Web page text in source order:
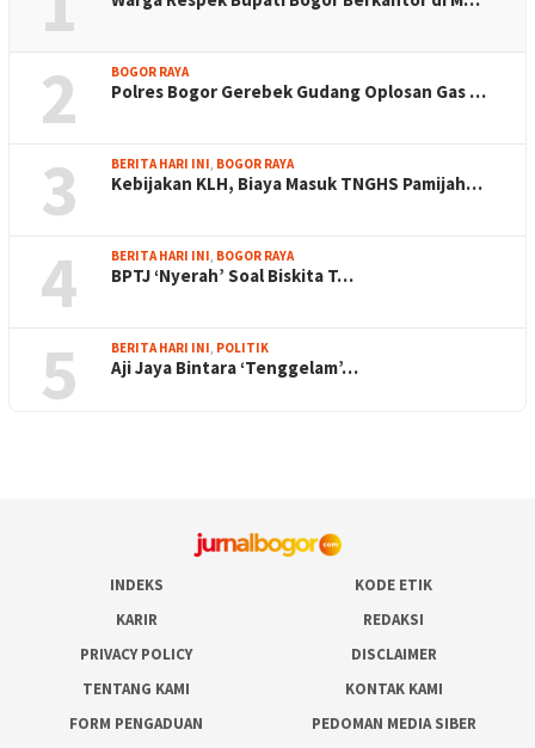
2 BOGOR RAYA
Polres Bogor Gerebek Gudang Oplosan Gas …
3 BERITA HARI INI, BOGOR RAYA
Kebijakan KLH, Biaya Masuk TNGHS Pamijah…
4 BERITA HARI INI, BOGOR RAYA
BPTJ ‘Nyerah’ Soal Biskita T…
5 BERITA HARI INI, POLITIK
Aji Jaya Bintara ‘Tenggelam’…
INDEKS
KODE ETIK
KARIR
REDAKSI
PRIVACY POLICY
DISCLAIMER
TENTANG KAMI
KONTAK KAMI
FORM PENGADUAN
PEDOMAN MEDIA SIBER